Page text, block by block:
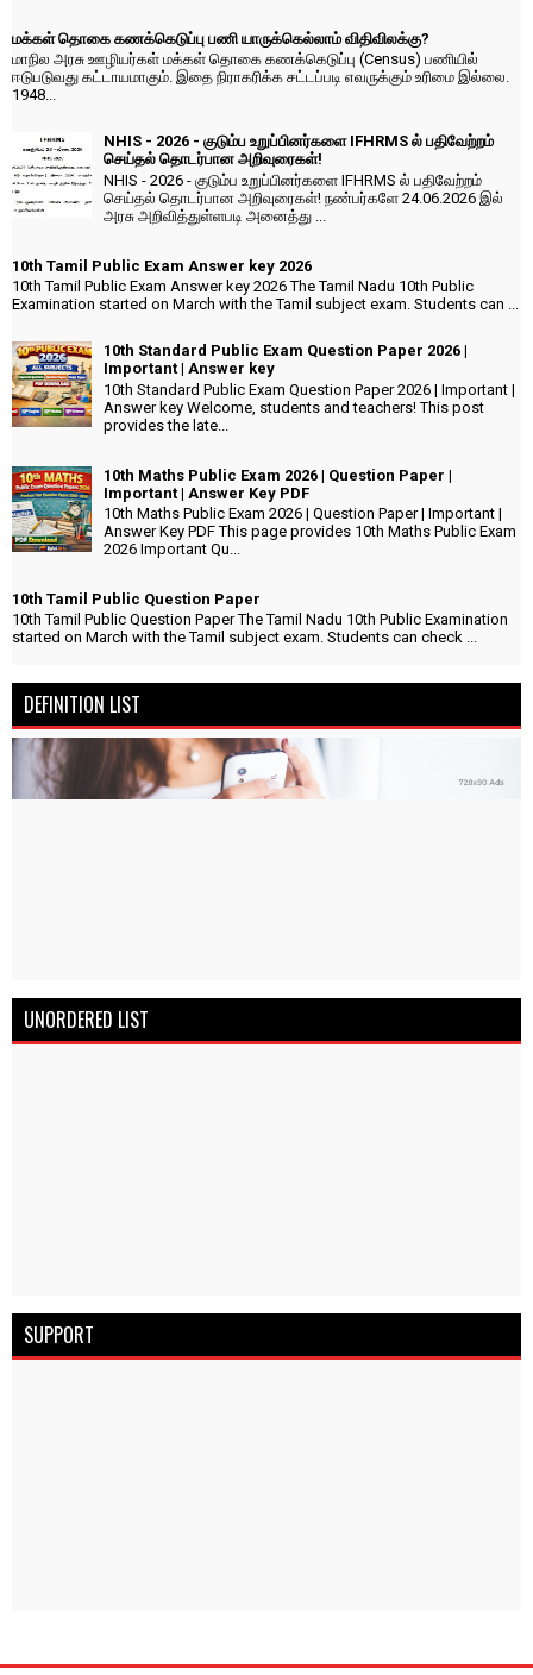
மக்கள் தொகை கணக்கெடுப்பு பணி யாருக்கெல்லாம் விதிவிலக்கு?
மாநில அரசு ஊழியர்கள் மக்கள் தொகை கணக்கெடுப்பு (Census) பணியில்
ஈடுபடுவது கட்டாயமாகும். இதை நிராகரிக்க சட்டப்படி எவருக்கும் உரிமை இல்லை.
1948...
NHIS - 2026 - குடும்ப உறுப்பினர்களை IFHRMS ல் பதிவேற்றம்
செய்தல் தொடர்பான அறிவுரைகள்!
NHIS - 2026 - குடும்ப உறுப்பினர்களை IFHRMS ல் பதிவேற்றம்
செய்தல் தொடர்பான அறிவுரைகள்! நண்பர்களே 24.06.2026 இல்
அரசு அறிவித்துள்ளபடி அனைத்து ...
10th Tamil Public Exam Answer key 2026
10th Tamil Public Exam Answer key 2026 The Tamil Nadu 10th Public
Examination started on March with the Tamil subject exam. Students can ...
10th Standard Public Exam Question Paper 2026 |
Important | Answer key
10th Standard Public Exam Question Paper 2026 | Important |
Answer key Welcome, students and teachers! This post
provides the late...
10th Maths Public Exam 2026 | Question Paper |
Important | Answer Key PDF
10th Maths Public Exam 2026 | Question Paper | Important |
Answer Key PDF This page provides 10th Maths Public Exam
2026 Important Qu...
10th Tamil Public Question Paper
10th Tamil Public Question Paper The Tamil Nadu 10th Public Examination
started on March with the Tamil subject exam. Students can check ...
DEFINITION LIST
UNORDERED LIST
SUPPORT